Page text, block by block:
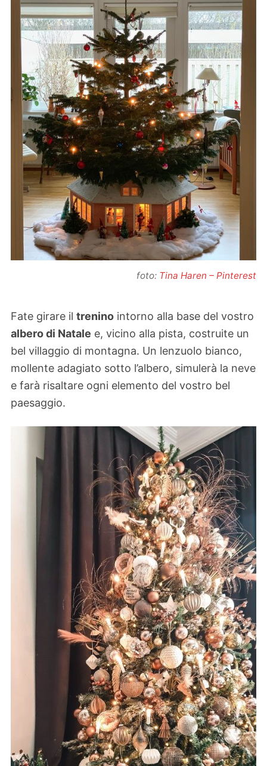
foto: Tina Haren – Pinterest
Fate girare il trenino intorno alla base del vostro
albero di Natale e, vicino alla pista, costruite un
bel villaggio di montagna. Un lenzuolo bianco,
mollente adagiato sotto l’albero, simulerà la neve
e farà risaltare ogni elemento del vostro bel
paesaggio.